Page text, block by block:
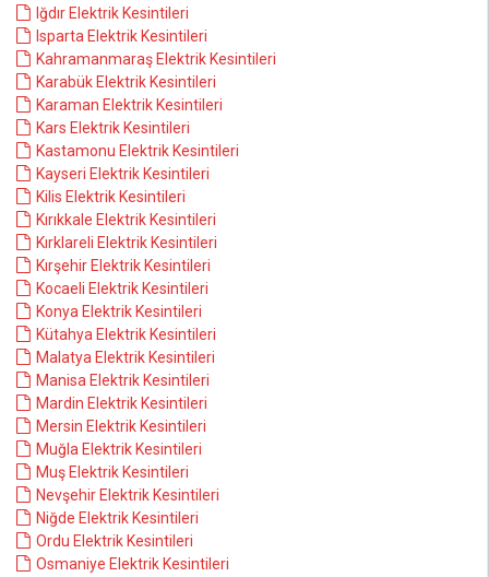
Iğdır Elektrik Kesintileri
Isparta Elektrik Kesintileri
Kahramanmaraş Elektrik Kesintileri
Karabük Elektrik Kesintileri
Karaman Elektrik Kesintileri
Kars Elektrik Kesintileri
Kastamonu Elektrik Kesintileri
Kayseri Elektrik Kesintileri
Kilis Elektrik Kesintileri
Kırıkkale Elektrik Kesintileri
Kırklareli Elektrik Kesintileri
Kırşehir Elektrik Kesintileri
Kocaeli Elektrik Kesintileri
Konya Elektrik Kesintileri
Kütahya Elektrik Kesintileri
Malatya Elektrik Kesintileri
Manisa Elektrik Kesintileri
Mardin Elektrik Kesintileri
Mersin Elektrik Kesintileri
Muğla Elektrik Kesintileri
Muş Elektrik Kesintileri
Nevşehir Elektrik Kesintileri
Niğde Elektrik Kesintileri
Ordu Elektrik Kesintileri
Osmaniye Elektrik Kesintileri